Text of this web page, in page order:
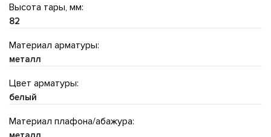
Высота тары, мм:
82
Материал арматуры:
металл
Цвет арматуры:
белый
Материал плафона/абажура: